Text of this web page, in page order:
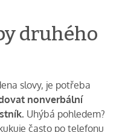
druhého
slovy, je potřeba
nonverbální
Uhýbá pohledem?
často po telefonu